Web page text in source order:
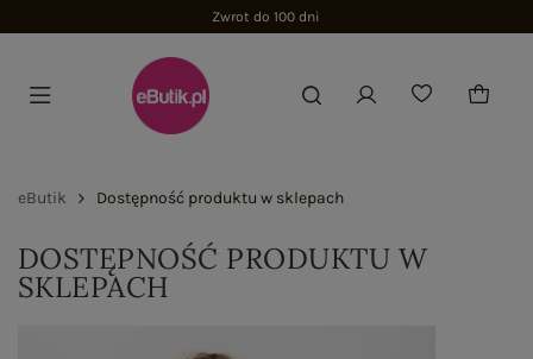
Zwrot do 100 dni
eButik Dostępność produktu w sklepach
DOSTĘPNOŚĆ PRODUKTU W
SKLEPACH